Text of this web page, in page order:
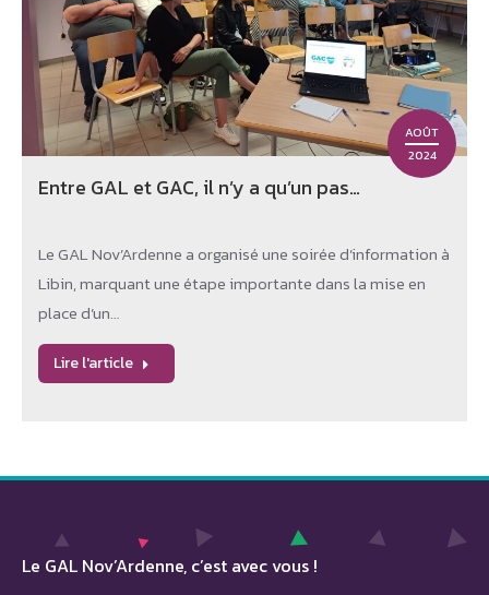
AOÛT
2024
Entre GAL et GAC, il n’y a qu’un pas…
Le GAL Nov’Ardenne a organisé une soirée d’information à
Libin, marquant une étape importante dans la mise en
place d’un…
Lire l'article
Le GAL Nov’Ardenne, c’est avec vous !